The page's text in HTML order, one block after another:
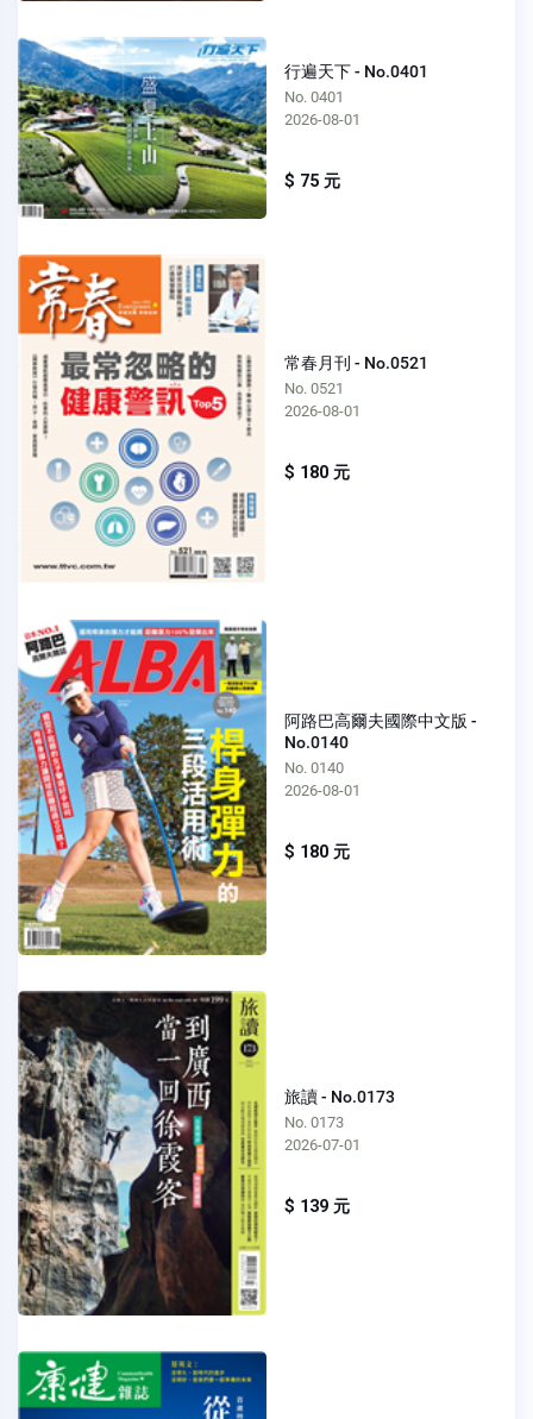
行遍天下 - No.0401
No. 0401
2026-08-01
$ 75 元
常春月刊 - No.0521
No. 0521
2026-08-01
$ 180 元
阿路巴高爾夫國際中文版 -
No.0140
No. 0140
2026-08-01
$ 180 元
旅讀 - No.0173
No. 0173
2026-07-01
$ 139 元